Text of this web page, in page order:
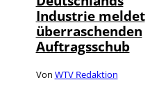
Industrie meldet
überraschenden
Auftragsschub
Von WTV Redaktion